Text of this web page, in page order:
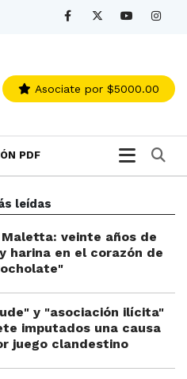
Asociate por $5000.00
PDF
leídas
veinte años de
harina en el corazón de
y "asociación ilícita"
imputados una causa
juego clandestino